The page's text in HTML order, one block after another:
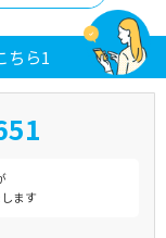
ちら1
ます